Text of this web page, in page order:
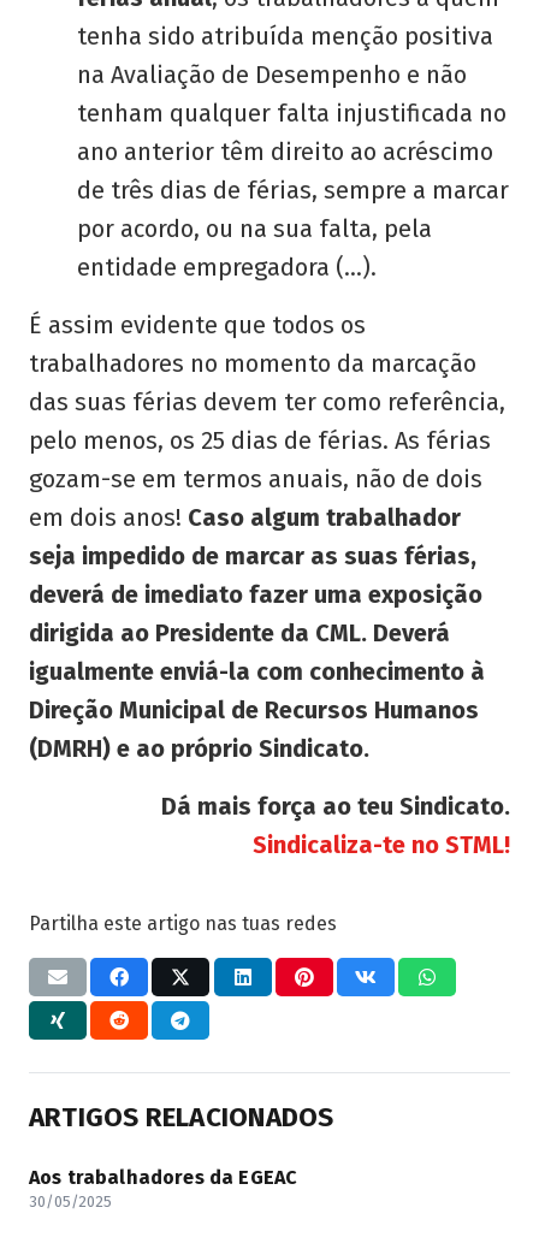
tenha sido atribuída menção positiva
na Avaliação de Desempenho e não
tenham qualquer falta injustificada no
ano anterior têm direito ao acréscimo
de três dias de férias, sempre a marcar
por acordo, ou na sua falta, pela
entidade empregadora (…).
É assim evidente que todos os
trabalhadores no momento da marcação
das suas férias devem ter como referência,
pelo menos, os 25 dias de férias. As férias
gozam-se em termos anuais, não de dois
em dois anos! Caso algum trabalhador
seja impedido de marcar as suas férias,
deverá de imediato fazer uma exposição
dirigida ao Presidente da CML. Deverá
igualmente enviá-la com conhecimento à
Direção Municipal de Recursos Humanos
(DMRH) e ao próprio Sindicato.
Dá mais força ao teu Sindicato.
Sindicaliza-te no STML!
Partilha este artigo nas tuas redes
ARTIGOS RELACIONADOS
Aos trabalhadores da EGEAC
30/05/2025